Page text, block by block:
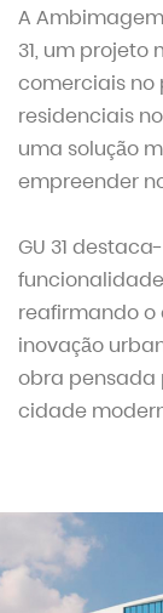
A
31, um
comerciais no
residenciais
uma solução
empreender
GU 31
reafirmando
inovação
obra pensada
cidade